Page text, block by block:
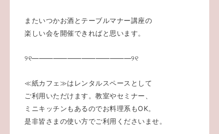
またいつかお酒とテーブルマナー講座の
楽しい会を開催できればと思います。
୨୧――――――――――――――୨୧
≪紙カフェ≫はレンタルスペースとして
ご利用いただけます。教室やセミナー、
ミニキッチンもあるのでお料理系もOK。
是非皆さまの使い方でご利用くださいませ。